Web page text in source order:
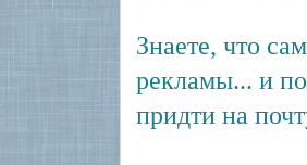
Знаете, что
рекламы... и
придти на